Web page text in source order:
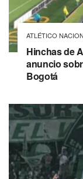
ATLÉTICO
Hinchas de
anuncio
Bogotá